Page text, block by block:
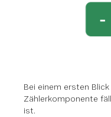
Bei einem ersten
Zählerkomponente
ist.